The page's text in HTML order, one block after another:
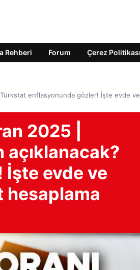
Rehberi Forum Çerez Politikası
Türkstat enflasyonunda gözler! İşte evde ve
2025 |
açıklanacak?
evde ve
hesaplama